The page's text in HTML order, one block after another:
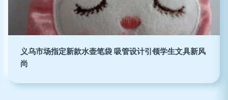
义乌市场指定新款水壶笔袋 吸管设计引领学生文具新风
尚